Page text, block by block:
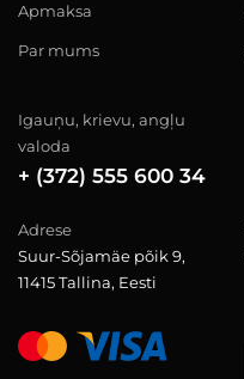
Apmaksa
Par mums
Igauņu, krievu, angļu
valoda
+ (372) 555 600 34
Adrese
Suur-Sõjamäe põik 9,
11415 Tallina, Eesti